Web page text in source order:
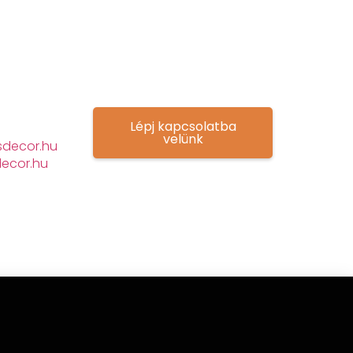
Lépj kapcsolatba
velünk